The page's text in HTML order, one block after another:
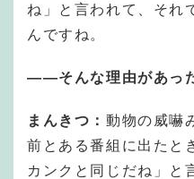
ね」と言われて、それ
んですね。
――そんな理由があっ
まんきつ： 動物の威嚇
前とある番組に出たと
カンクと同じだね」と